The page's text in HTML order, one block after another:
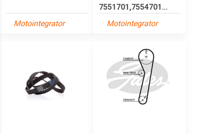
Motointegrator
7551701,7554701...
Motointegrator